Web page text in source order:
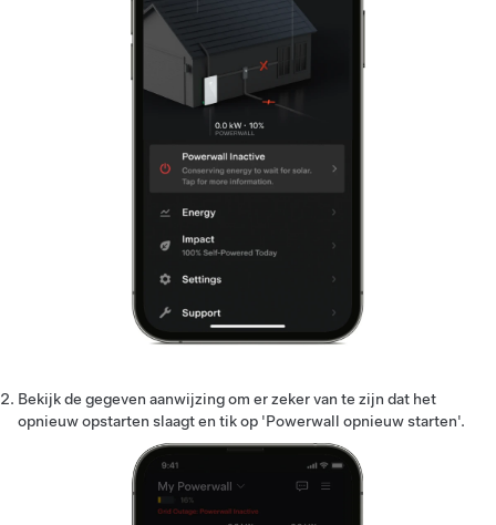
Bekijk de gegeven aanwijzing om er zeker van te zijn dat het
opnieuw opstarten slaagt en tik op 'Powerwall opnieuw starten'.